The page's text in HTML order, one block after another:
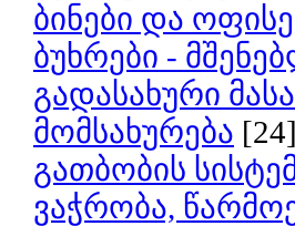
ბინები და
ბუხრები -
გადასახური
მომსახურება [24]
გათბობის
ვაჭრობა,